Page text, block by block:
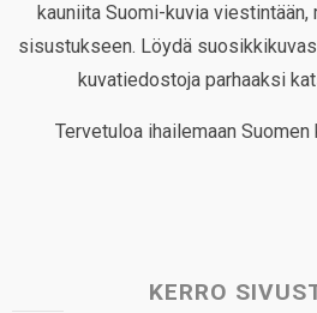
kauniita Suomi-kuvia
sisustukseen. Löydä
kuvatiedostoja parhaaksi
Tervetuloa ihailemaan
KERRO